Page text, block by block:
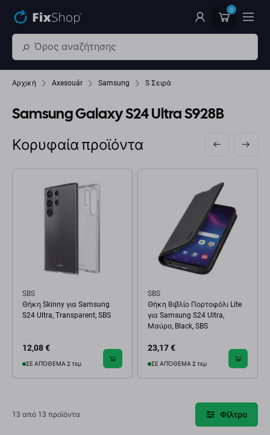
0
Αρχική Axesouár Samsung S Σειρά
Samsung Galaxy S24 Ultra S928B
Κορυφαία προϊόντα
SBS
Θήκη Skinny για Samsung
S24 Ultra, Transparent, SBS
12,08 €
ΣΕ ΑΠΌΘΕΜΑ 2 τεμ
SBS
Θήκη Βιβλίο Πορτοφόλι Lite
για Samsung S24 Ultra,
Μαύρο, Black, SBS
23,17 €
ΣΕ ΑΠΌΘΕΜΑ 2 τεμ
13 από 13 προϊόντα Φίλτρο